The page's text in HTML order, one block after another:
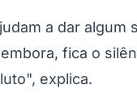
a dar
fica o
explica.